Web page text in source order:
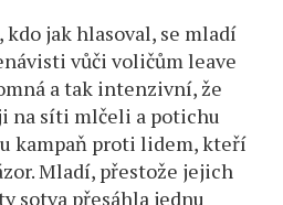
kdo jak hlasoval, se mladí
vůči voličům leave
a tak intenzivní, že
na síti mlčeli a potichu
kampaň proti lidem, kteří
Mladí, přestože jejich
sotva přesáhla jednu